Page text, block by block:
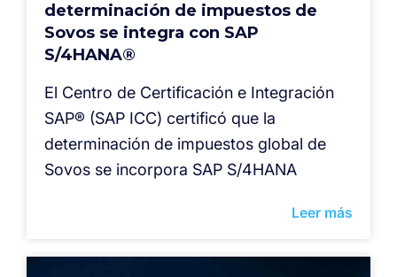
determinación de impuestos de
Sovos se integra con SAP
S/4HANA®
El Centro de Certificación e Integración
SAP® (SAP ICC) certificó que la
determinación de impuestos global de
Sovos se incorpora SAP S/4HANA
Leer más